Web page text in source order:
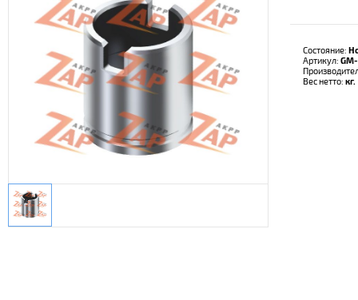
Состояние:
Артикул:
Вес нетто: кг.